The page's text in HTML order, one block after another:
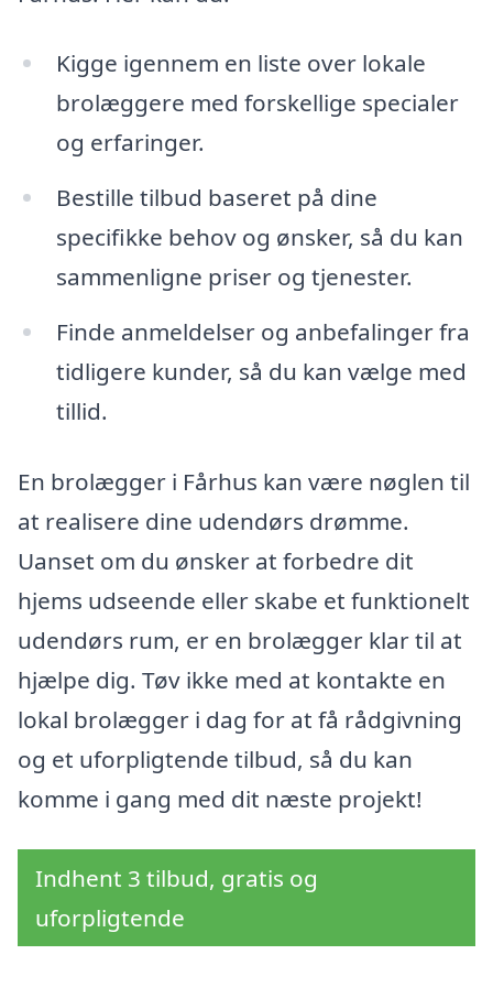
Kigge igennem en liste over lokale
brolæggere med forskellige specialer
og erfaringer.
Bestille tilbud baseret på dine
specifikke behov og ønsker, så du kan
sammenligne priser og tjenester.
Finde anmeldelser og anbefalinger fra
tidligere kunder, så du kan vælge med
tillid.
En brolægger i Fårhus kan være nøglen til
at realisere dine udendørs drømme.
Uanset om du ønsker at forbedre dit
hjems udseende eller skabe et funktionelt
udendørs rum, er en brolægger klar til at
hjælpe dig. Tøv ikke med at kontakte en
lokal brolægger i dag for at få rådgivning
og et uforpligtende tilbud, så du kan
komme i gang med dit næste projekt!
Indhent 3 tilbud, gratis og
uforpligtende